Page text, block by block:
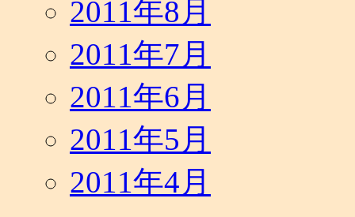
2011年8月
2011年7月
2011年6月
2011年5月
2011年4月